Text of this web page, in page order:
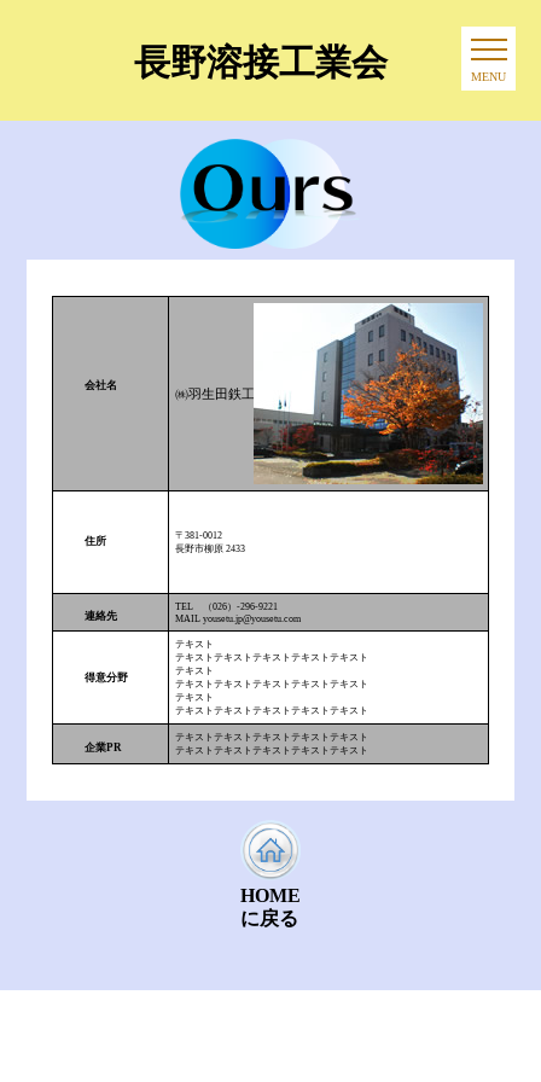
長野溶接工業会 MENU
会社名
㈱羽生田鉄工所
住所
〒381-0012
長野市柳原 2433
連絡先
TEL （026）-296-9221
MAIL yousetu.jp@yousetu.com
得意分野
テキスト
テキストテキストテキストテキストテキスト
テキスト
テキストテキストテキストテキストテキスト
テキスト
テキストテキストテキストテキストテキスト
企業PR
テキストテキストテキストテキストテキスト
テキストテキストテキストテキストテキスト
HOME
に戻る